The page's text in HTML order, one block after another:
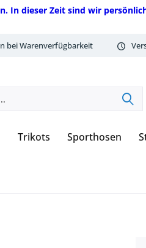
In dieser Zeit sind wir
bei Warenverfügbarkeit
Trikots Sporthosen